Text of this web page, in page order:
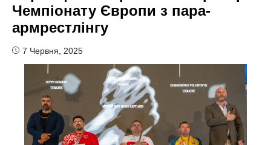
Чемпіонату Європи з пара-
армрестлінгу
7 Червня, 2025